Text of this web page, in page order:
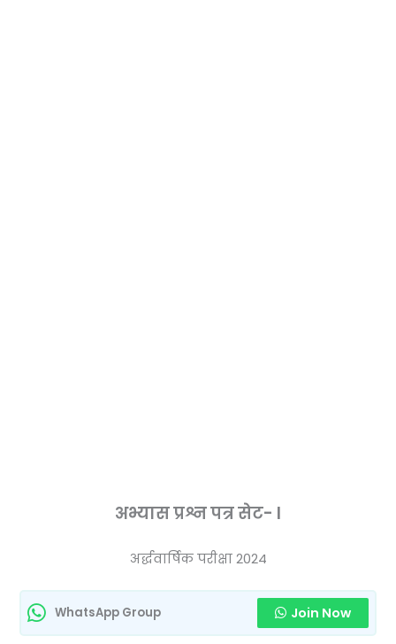
अभ्यास प्रश्न पत्र सेट- I
अर्द्धवार्षिक परीक्षा 2024
WhatsApp Group Join Now